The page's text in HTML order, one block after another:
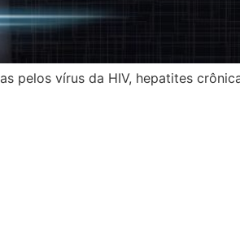
pelos vírus da HIV, hepatites